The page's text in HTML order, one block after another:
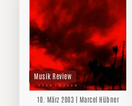
Musik Review
10. März 2003 | Marcel Hübner